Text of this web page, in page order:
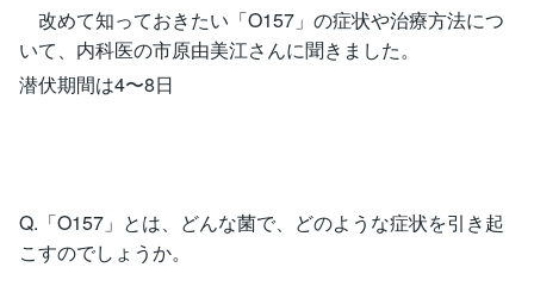
改めて知っておきたい「O157」の症状や治療方法につ
いて、内科医の市原由美江さんに聞きました。
潜伏期間は4〜8日
Q.「O157」とは、どんな菌で、どのような症状を引き起
こすのでしょうか。